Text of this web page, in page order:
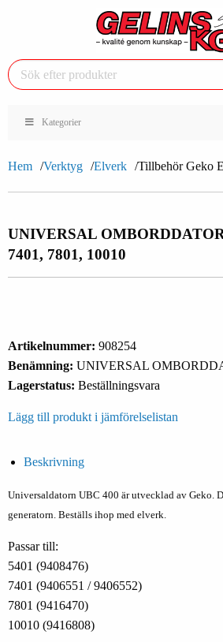
Kategorier
Hem Verktyg Elverk Tillbehör Geko
UNIVERSAL
7401, 7801, 10010
Artikelnummer: 908254
Benämning: UNIVERSAL
Lagerstatus: Beställningsvara
Lägg till produkt i jämförelselistan
Beskrivning
Universaldatorn UBC 400 är utvecklad av Geko.
generatorn. Beställs ihop med elverk.
Passar till:
5401 (9408476)
7401 (9406551 / 9406552)
7801 (9416470)
10010 (9416808)